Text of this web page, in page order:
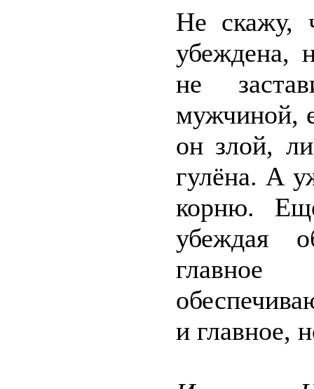
Не скажу,
убеждена,
не
мужчиной,
он злой,
гулёна. А
корню.
убеждая
и главное,